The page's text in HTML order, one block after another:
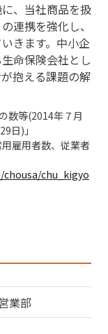
、当社商品を扱
連携を強化し、
きます。中小企
命保険会社とし
抱える課題の解
数等(2014年７月
日)」
雇用者数、従業者
chu_kigyo
業部